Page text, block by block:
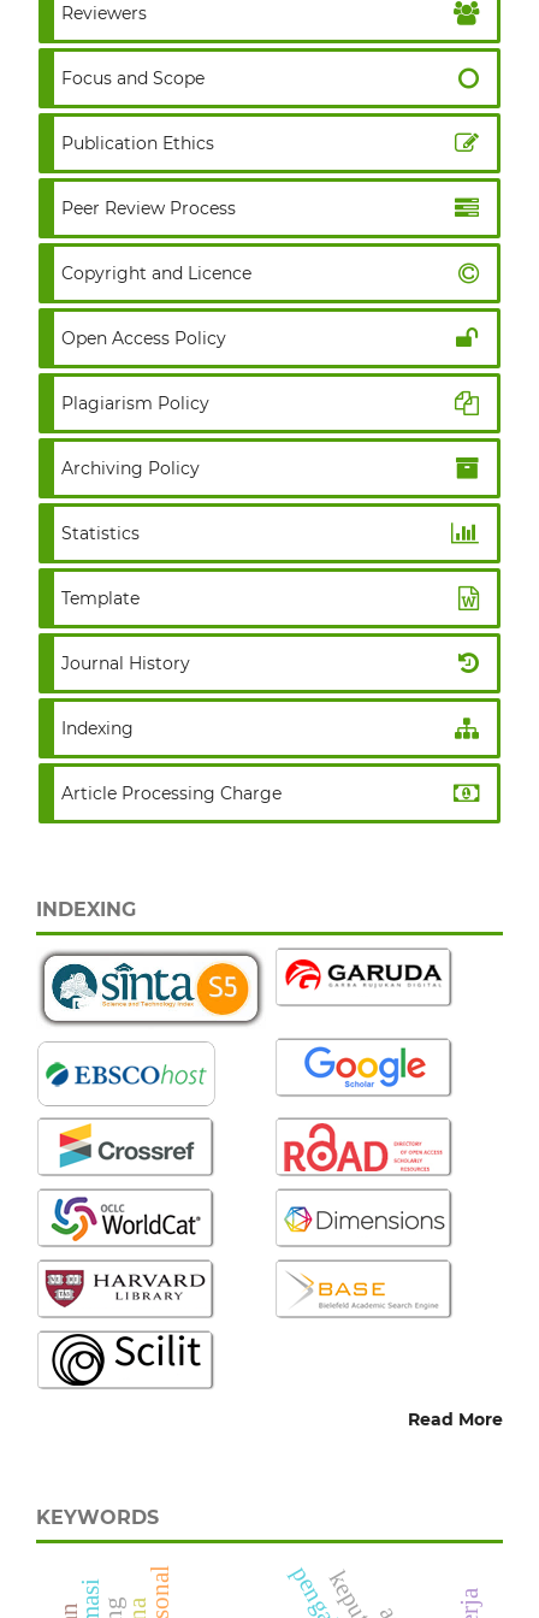
Reviewers
Focus and Scope
Publication Ethics
Peer Review Process
Copyright and Licence
Open Access Policy
Plagiarism Policy
Archiving Policy
Statistics
Template
Journal History
Indexing
Article Processing Charge
INDEXING
Read More
KEYWORDS